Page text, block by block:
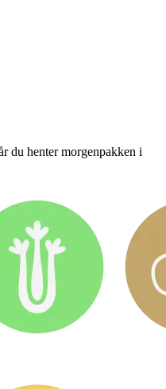
du henter morgenpakken i